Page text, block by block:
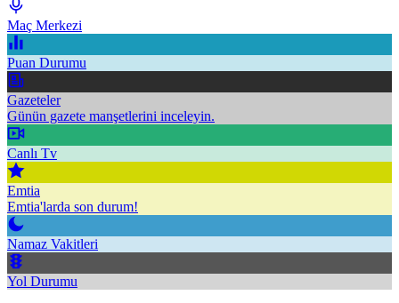
Maç Merkezi
Puan Durumu
Gazeteler
Günün gazete manşetlerini inceleyin.
Canlı Tv
Emtia
Emtia'larda son durum!
Namaz Vakitleri
Yol Durumu